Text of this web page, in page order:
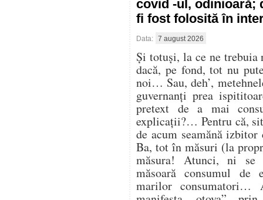
covid -ul, odinioară;
fi fost folosită în
Data: 7 august 2026
Și totuși, la ce ne trebuia
dacă, pe fond, tot nu
noi… Sau, deh’,
guvernanți prea
pretext de a mai
explicații?… Pentru că,
de acum seamănă
Ba, tot în măsuri (la
măsura! Atunci, ni se
măsoară consumul de
marilor consumatori…